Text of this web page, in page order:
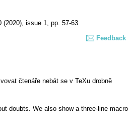
(2020), issue 1, pp. 57-63
Feedback
čtenáře nebát se v TeXu drobně
doubts. We also show a three-line macro